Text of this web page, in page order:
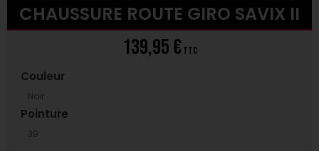
CHAUSSURE ROUTE GIRO SAVIX II
139,95 € TTC
Couleur
Noir
Pointure
39